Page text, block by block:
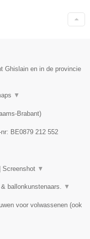
Ghislain en in de provincie
▼
Brabant)
BE0879 212 552
Screenshot ▼
ballonkunstenaars. ▼
voor volwassenen (ook